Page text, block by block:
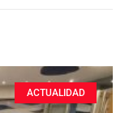
ACTUALIDAD